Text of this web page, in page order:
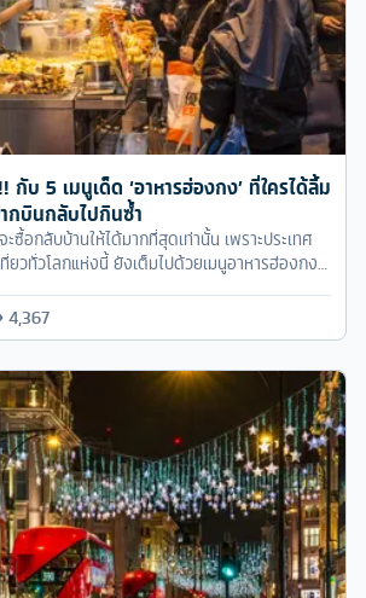
กับ 5 เมนูเด็ด ‘อาหารฮ่องกง’ ที่ใครได้ลิ้ม
กบินกลับไปกินซ้ำ
ซื้อกลับบ้านให้ได้มากที่สุดเท่านั้น เพราะประเทศ
วทั่วโลกแห่งนี้ ยังเต็มไปด้วยเมนูอาหารฮ่องกง
4,367